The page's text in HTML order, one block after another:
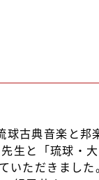
古典音楽と邦
生と「琉球・
いただきまし